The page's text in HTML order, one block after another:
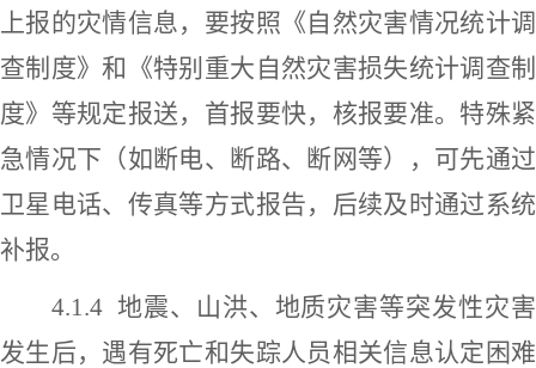
上报的灾情信息，要按照《自然灾害情况统计调
查制度》和《特别重大自然灾害损失统计调查制
度》等规定报送，首报要快，核报要准。特殊紧
急情况下（如断电、断路、断网等），可先通过
卫星电话、传真等方式报告，后续及时通过系统
补报。
4.1.4 地震、山洪、地质灾害等突发性灾害
发生后，遇有死亡和失踪人员相关信息认定困难